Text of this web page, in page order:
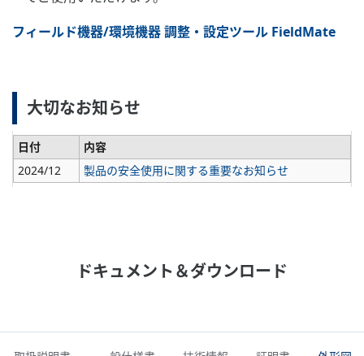
フィールド機器/環境機器 調整・設定ツール FieldMate
大切なお知らせ
日付
内容
2024/12
製品の安全使用に関する重要なお知らせ
ドキュメント＆ダウンロード